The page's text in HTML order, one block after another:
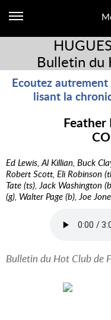
Bulletin du
Ecoutez
lisant la
Feather
Ed Lewis, Al Killian, Buck
Robert Scott, Eli Robinson
Tate (ts), Jack Washington
(g), Walter Page (b), Joe
Bulletin du Hot Club de